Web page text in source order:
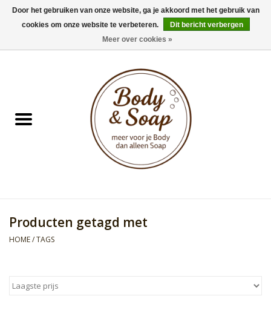
0 Artikelen - €0,00
Doucheproducten
Kids Collection
Producten getagd met
HOME/TAGS
Door het gebruiken van onze website, ga je akkoord met het gebruik van
cookies om onze website te verbeteren.
Dit bericht verbergen
Meer over cookies »